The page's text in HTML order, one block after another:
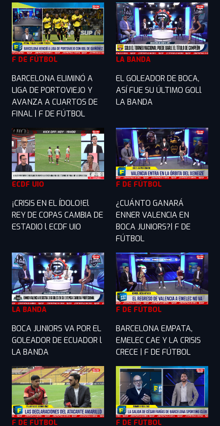
F DE FÚTBOL
BARCELONA ELIMINÓ A
LIGA DE PORTOVIEJO Y
AVANZA A CUARTOS DE
FINAL | F DE FÚTBOL
LA BANDA
EL GOLEADOR DE BOCA,
ASÍ FUE SU ÚLTIMO GOLl
LA BANDA
ECDF UIO
¡CRISIS EN EL ÍDOLO!El
REY DE COPAS CAMBIA DE
ESTADIO l ECDF UIO
F DE FÚTBOL
¿CUÁNTO GANARÁ
ENNER VALENCIA EN
BOCA JUNIORS?| F DE
FÚTBOL
LA BANDA
BOCA JUNIORS VA POR EL
GOLEADOR DE ECUADOR l
LA BANDA
F DE FÚTBOL
BARCELONA EMPATA,
EMELEC CAE Y LA CRISIS
CRECE | F DE FÚTBOL
F DE FÚTBOL F DE FÚTBOL